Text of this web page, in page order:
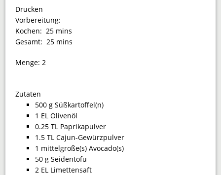
Drucken
Vorbereitung:
Kochen: 25 mins
Gesamt: 25 mins
Menge: 2
Zutaten
500 g Süßkartoffel(n)
1 EL Olivenöl
0.25 TL Paprikapulver
1.5 TL Cajun-Gewürzpulver
1 mittelgroße(s) Avocado(s)
50 g Seidentofu
2 EL Limettensaft